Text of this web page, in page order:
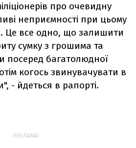
про очевидну
неприємності при цьому
Це все одно, що залишити
сумку з грошима та
посеред багатолюдної
когось звинувачувати в
- йдеться в рапорті.
РЕКЛАМА: